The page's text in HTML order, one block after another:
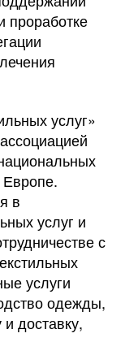
проработке
услуг»
Европе.
в
услуг и
с
услуги
одежды,
доставку,